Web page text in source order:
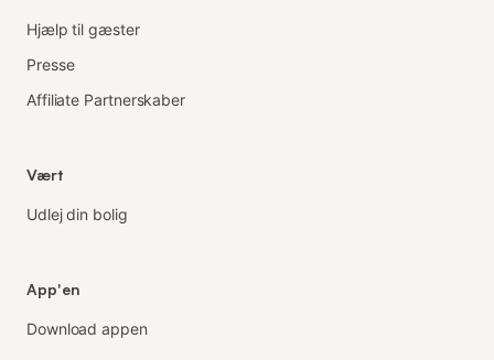
Hjælp til gæster
Presse
Affiliate Partnerskaber
Vært
Udlej din bolig
App'en
Download appen